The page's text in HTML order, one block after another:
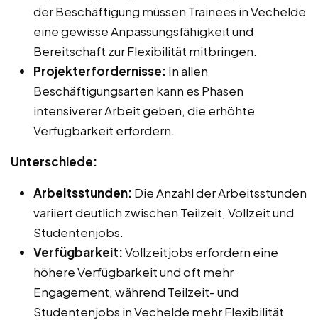
der Beschäftigung müssen Trainees in Vechelde
eine gewisse Anpassungsfähigkeit und
Bereitschaft zur Flexibilität mitbringen.
Projekterfordernisse: In allen
Beschäftigungsarten kann es Phasen
intensiverer Arbeit geben, die erhöhte
Verfügbarkeit erfordern.
Unterschiede:
Arbeitsstunden: Die Anzahl der Arbeitsstunden
variiert deutlich zwischen Teilzeit, Vollzeit und
Studentenjobs.
Verfügbarkeit:Vollzeitjobs erfordern eine
höhere Verfügbarkeit und oft mehr
Engagement, während Teilzeit- und
Studentenjobs in Vechelde mehr Flexibilität